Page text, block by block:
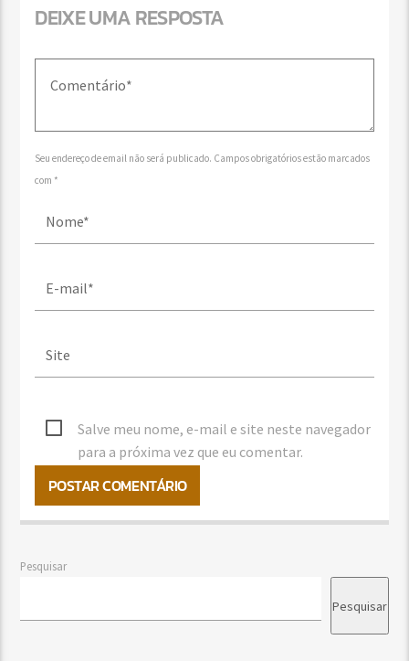
DEIXE UMA RESPOSTA
Seu endereço de email não será publicado. Campos obrigatórios estão marcados
com *
Salve meu nome, e-mail e site neste navegador
para a próxima vez que eu comentar.
Pesquisar
Pesquisar